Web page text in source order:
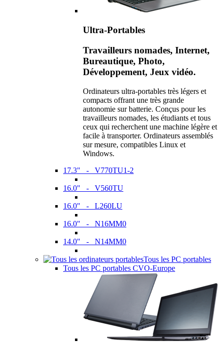
Ultra-Portables
Travailleurs nomades, Internet,
Bureautique, Photo,
Développement, Jeux vidéo.
Ordinateurs ultra-portables très légers et
compacts offrant une très grande
autonomie sur batterie. Conçus pour les
travailleurs nomades, les étudiants et tous
ceux qui recherchent une machine légère et
facile à transporter. Ordinateurs assemblés
sur mesure, compatibles Linux et
Windows.
17.3" - V770TU1-2
16.0" - V560TU
16.0" - L260LU
16.0" - N16MM0
14.0" - N14MM0
Tous les PC portables
Tous les PC portables CVO-Europe